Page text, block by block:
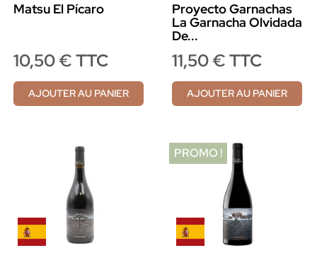
Matsu El Pícaro
10,50 € TTC
AJOUTER AU PANIER
Proyecto Garnachas
La Garnacha Olvidada
De...
11,50 € TTC
AJOUTER AU PANIER
PROMO !